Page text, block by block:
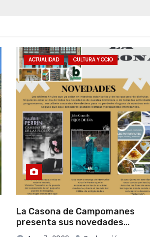
ACTUALIDAD CULTURA Y OCIO
La Casona de Campomanes
presenta sus novedades
literarias para el mes de agosto